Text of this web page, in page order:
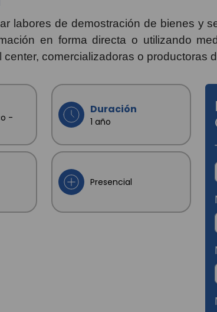
labores de demostración de bienes y
en forma directa o utilizando
comercializadoras o productoras
-
Duración
1 año
Presencial